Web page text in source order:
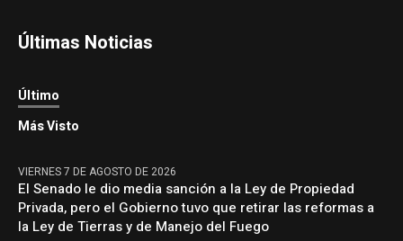
Últimas Noticias
Último
Más Visto
VIERNES 7 DE AGOSTO DE 2026
El Senado le dio media sanción a la Ley de Propiedad
Privada, pero el Gobierno tuvo que retirar las reformas a
la Ley de Tierras y de Manejo del Fuego